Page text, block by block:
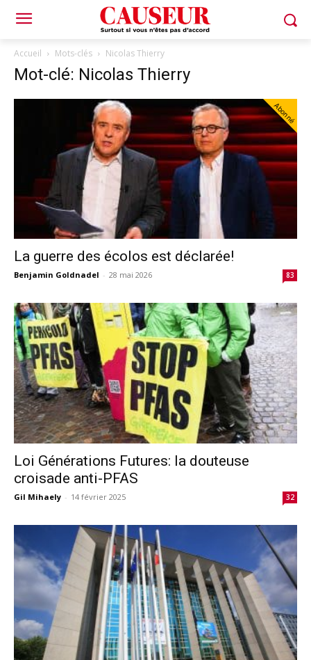
Accueil Mots-clés Nicolas Thierry
Mot-clé: Nicolas Thierry
Abonné
La guerre des écolos est déclarée!
Benjamin Goldnadel - 28 mai 2026 83
Loi Générations Futures: la douteuse
croisade anti-PFAS
Gil Mihaely - 14 février 2025 32